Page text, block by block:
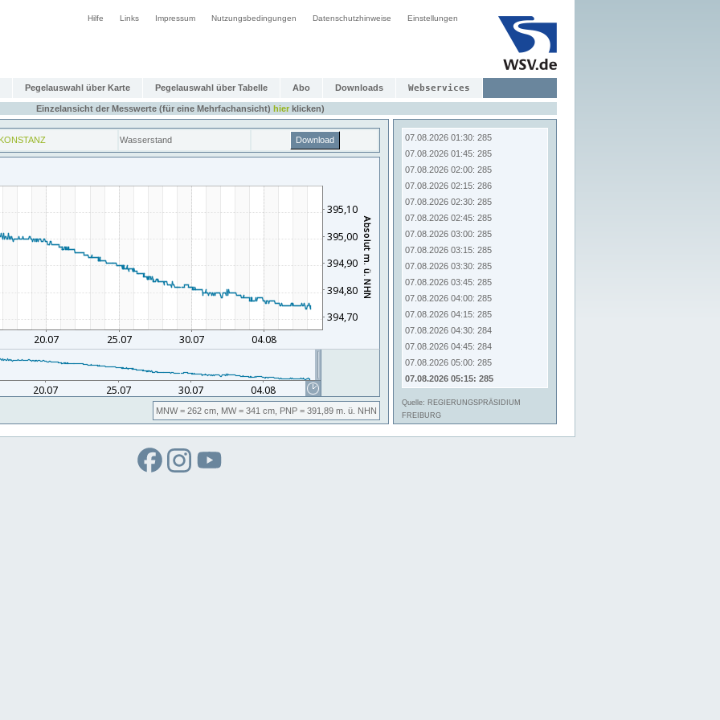
Hilfe Links Impressum Nutzungsbedingungen Datenschutzhinweise Einstellungen
Pegelauswahl über Karte Pegelauswahl über Tabelle Abo Downloads Webservices
Einzelansicht der Messwerte (für eine Mehrfachansicht) hierklicken)
KONSTANZ Wasserstand Download
MNW= 262 cm, MW= 341 cm, PNP = 391,89 m. ü. NHN
06.08.2026 23:45: 285
07.08.2026 00:45: 285
07.08.2026 01:00: 285
07.08.2026 01:15: 286
07.08.2026 01:30: 285
07.08.2026 01:45: 285
07.08.2026 02:00: 285
07.08.2026 02:15: 286
07.08.2026 02:30: 285
07.08.2026 02:45: 285
07.08.2026 03:00: 285
07.08.2026 03:15: 285
07.08.2026 03:30: 285
07.08.2026 03:45: 285
07.08.2026 04:00: 285
07.08.2026 04:15: 285
07.08.2026 04:30: 284
07.08.2026 04:45: 284
07.08.2026 05:00: 285
07.08.2026 05:15: 285
Quelle: REGIERUNGSPRÄSIDIUM
FREIBURG